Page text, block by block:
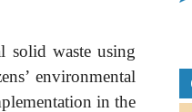
solid waste using
environmental
in the